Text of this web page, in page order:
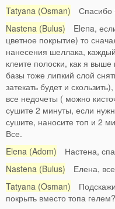
Tatyana (Osman) Спасибо
Nastena (Bulus) Elena,
цветное покрытие) то
нанесения шеллака,
клеите полоски, как я
базы тоже липкий слой
затекать будет и
все недочеты ( можно
сушите 2 минуты, если
сушите, наносите топ и 2
Все.
Elena (Adom) Настена,
Nastena (Bulus) Елена,
Tatyana (Osman)
покрыть вместо топа гелем?